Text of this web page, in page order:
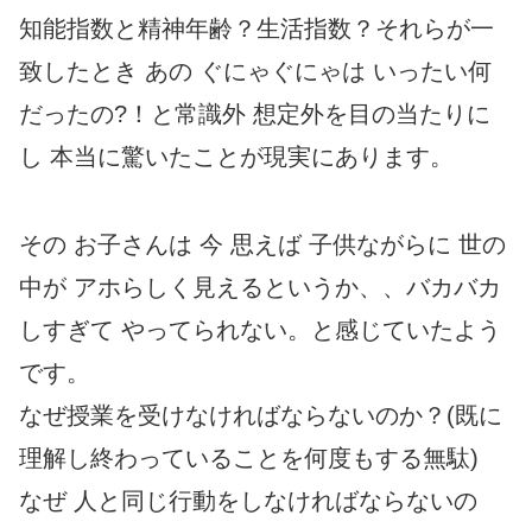
知能指数と精神年齢？生活指数？それらが一
致したとき あの ぐにゃぐにゃは いったい何
だったの?！と常識外 想定外を目の当たりに
し 本当に驚いたことが現実にあります。
その お子さんは 今 思えば 子供ながらに 世の
中が アホらしく見えるというか、、バカバカ
しすぎて やってられない。と感じていたよう
です。
なぜ授業を受けなければならないのか？(既に
理解し終わっていることを何度もする無駄)
なぜ 人と同じ行動をしなければならないの